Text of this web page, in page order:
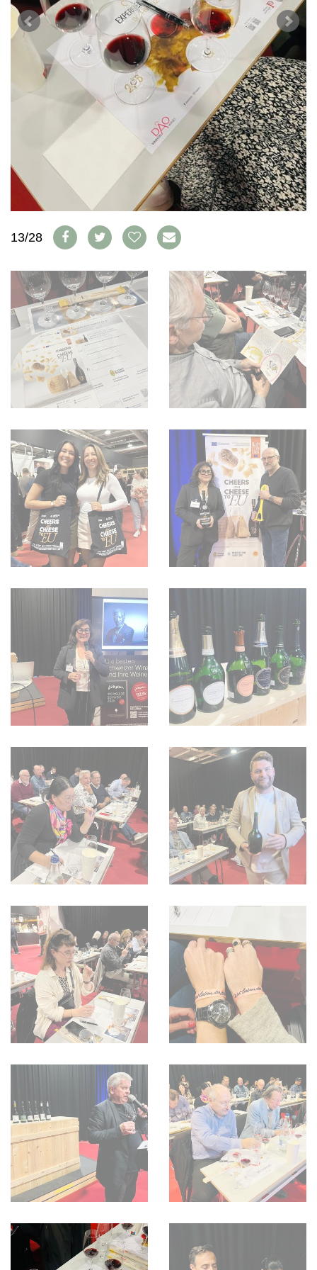
ABO
AUSGABE
ARCHIV
VORTEILSWELT
BÜCHER
WEINSZENE
PORTRAITS
VINOPHILES
ARCHIV
ANMELDEN
AWARDS
GEWINNSPIELE
VORTEILSWELT
TRINKREIFETABELLE
WEINSUCHE
NEWSLETTER
WINE TRADE CLUB
REDAKTION
WERBUNG
IMPRESSUM
AGB & DATENSCHUTZ
FAQ
13/28